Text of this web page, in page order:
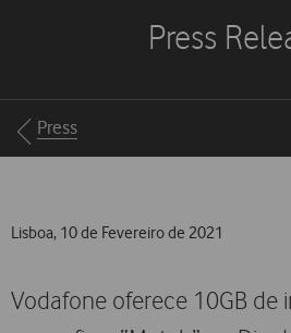
Press
Breadcrumbs
Press
Lisboa, 10 de Fevereiro de 2021
Vodafone oferece 10GB de